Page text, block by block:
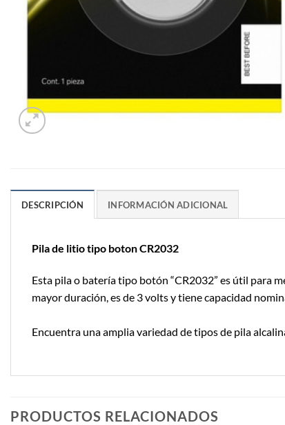
DESCRIPCIÓN INFORMACIÓN ADICIONAL
Pila de litio tipo boton CR2032
Esta pila o batería tipo botón “CR2032” es útil para
mayor duración, es de 3 volts y tiene capacidad
Encuentra una amplia variedad de tipos de pila
PRODUCTOS RELACIONADOS